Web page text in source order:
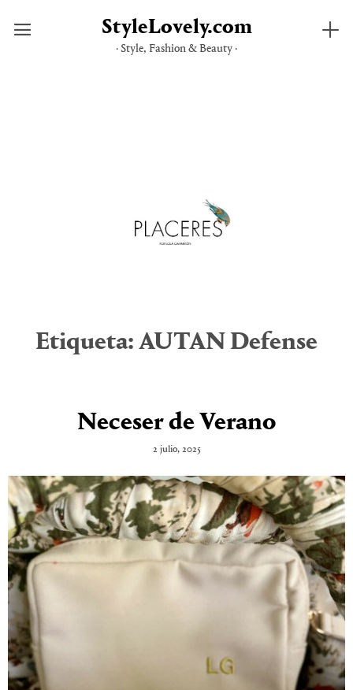
StyleLovely.com
· Style, Fashion & Beauty ·
Etiqueta: AUTAN Defense
Neceser de Verano
2 julio, 2025